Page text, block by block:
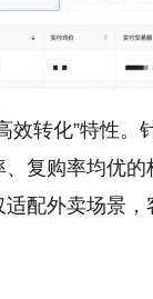
效转化”特性
复购率均优
配外卖场景